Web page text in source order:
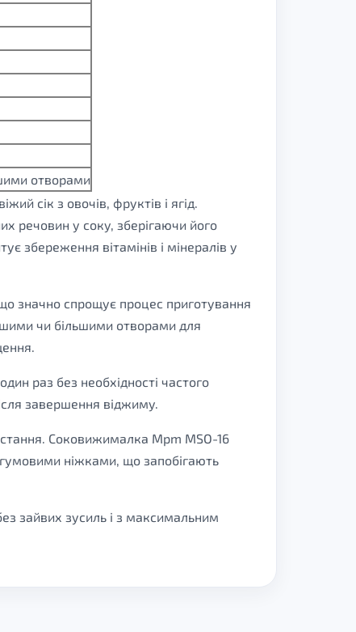
отворами
сік з овочів, фруктів і ягід.
речовин у соку, зберігаючи його
збереження вітамінів і мінералів у
значно спрощує процес приготування
чи більшими отворами для
раз без необхідності частого
завершення віджиму.
Соковижималка Mpm MSO-16
ніжками, що запобігають
зайвих зусиль і з максимальним